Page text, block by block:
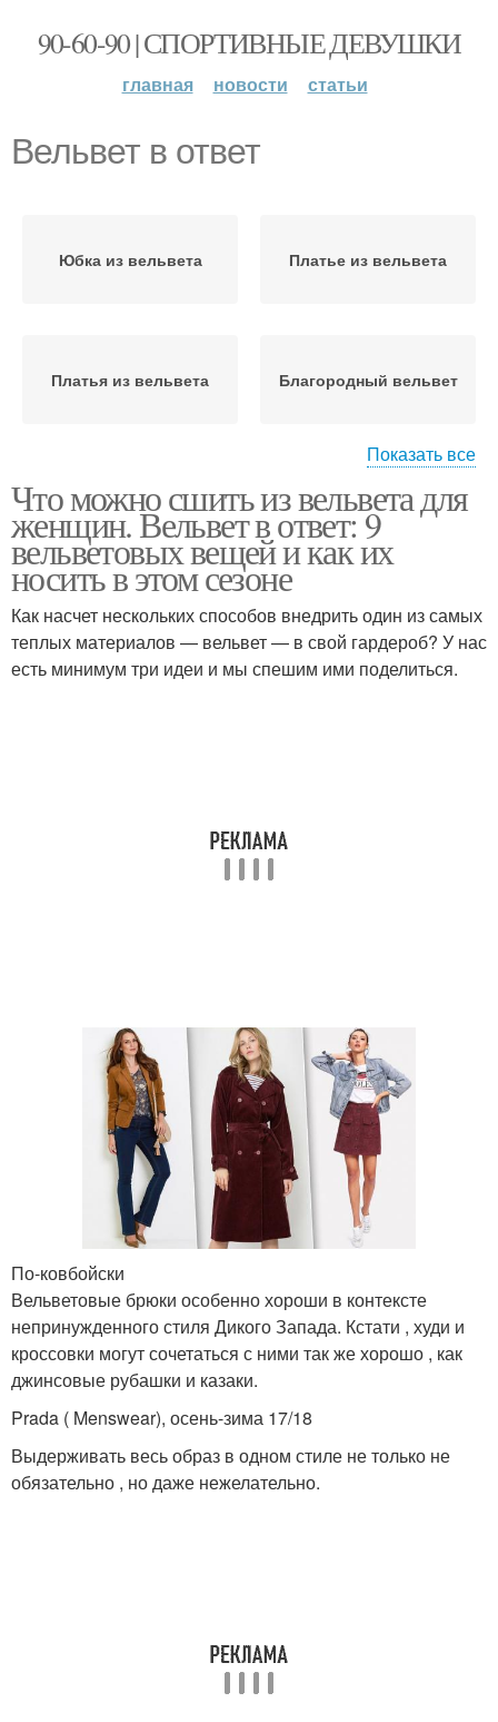
90-60-90 | СПОРТИВНЫЕ ДЕВУШКИ
главная новости статьи
Вельвет в ответ
Юбка из вельвета Платье из вельвета
Платья из вельвета Благородный вельвет
Одежда из вельвета Изделия из вельвета
Показать все
Что можно сшить из вельвета для
женщин. Вельвет в ответ: 9
вельветовых вещей и как их
носить в этом сезоне
Как насчет нескольких способов внедрить один из самых
теплых материалов — вельвет — в свой гардероб? У нас
есть минимум три идеи и мы спешим ими поделиться.
По-ковбойски
Вельветовые брюки особенно хороши в контексте
непринужденного стиля Дикого Запада. Кстати , худи и
кроссовки могут сочетаться с ними так же хорошо , как
джинсовые рубашки и казаки.
Prada ( Menswear), осень-зима 17/18
Выдерживать весь образ в одном стиле не только не
обязательно , но даже нежелательно.